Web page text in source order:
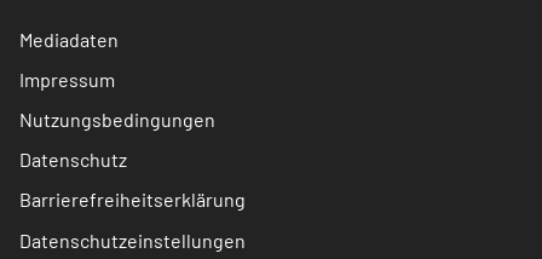
Mediadaten
Impressum
Nutzungsbedingungen
Datenschutz
Barrierefreiheitserklärung
Datenschutzeinstellungen